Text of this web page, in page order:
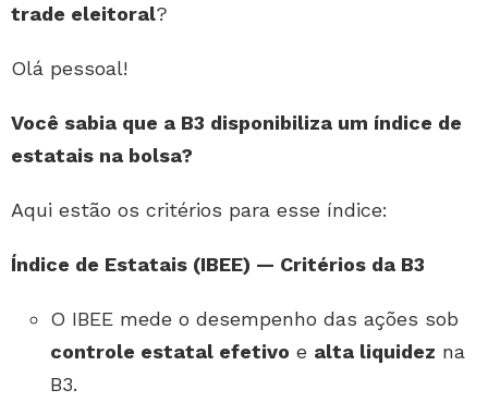
trade eleitoral?
Olá pessoal!
Você sabia que a B3 disponibiliza um índice de
estatais na bolsa?
Aqui estão os critérios para esse índice:
Índice de Estatais (IBEE) — Critérios da B3
O IBEE mede o desempenho das ações sob
controle estatal efetivo e alta liquidez na
B3.